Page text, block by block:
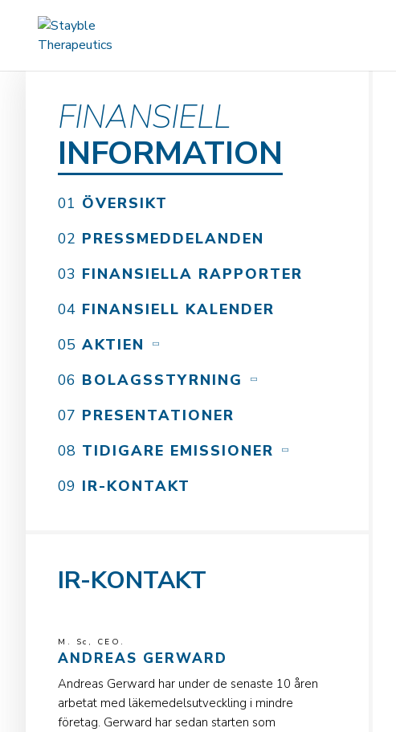
FINANSIELL
INFORMATION
ÖVERSIKT
PRESSMEDDELANDEN
FINANSIELLA RAPPORTER
FINANSIELL KALENDER
AKTIEN
BOLAGSSTYRNING
PRESENTATIONER
TIDIGARE EMISSIONER
IR-KONTAKT
IR-KONTAKT
M. Sc, CEO.
ANDREAS GERWARD
Andreas Gerward har under de senaste 10 åren
arbetat med läkemedelsutveckling i mindre
företag. Gerward har sedan starten som